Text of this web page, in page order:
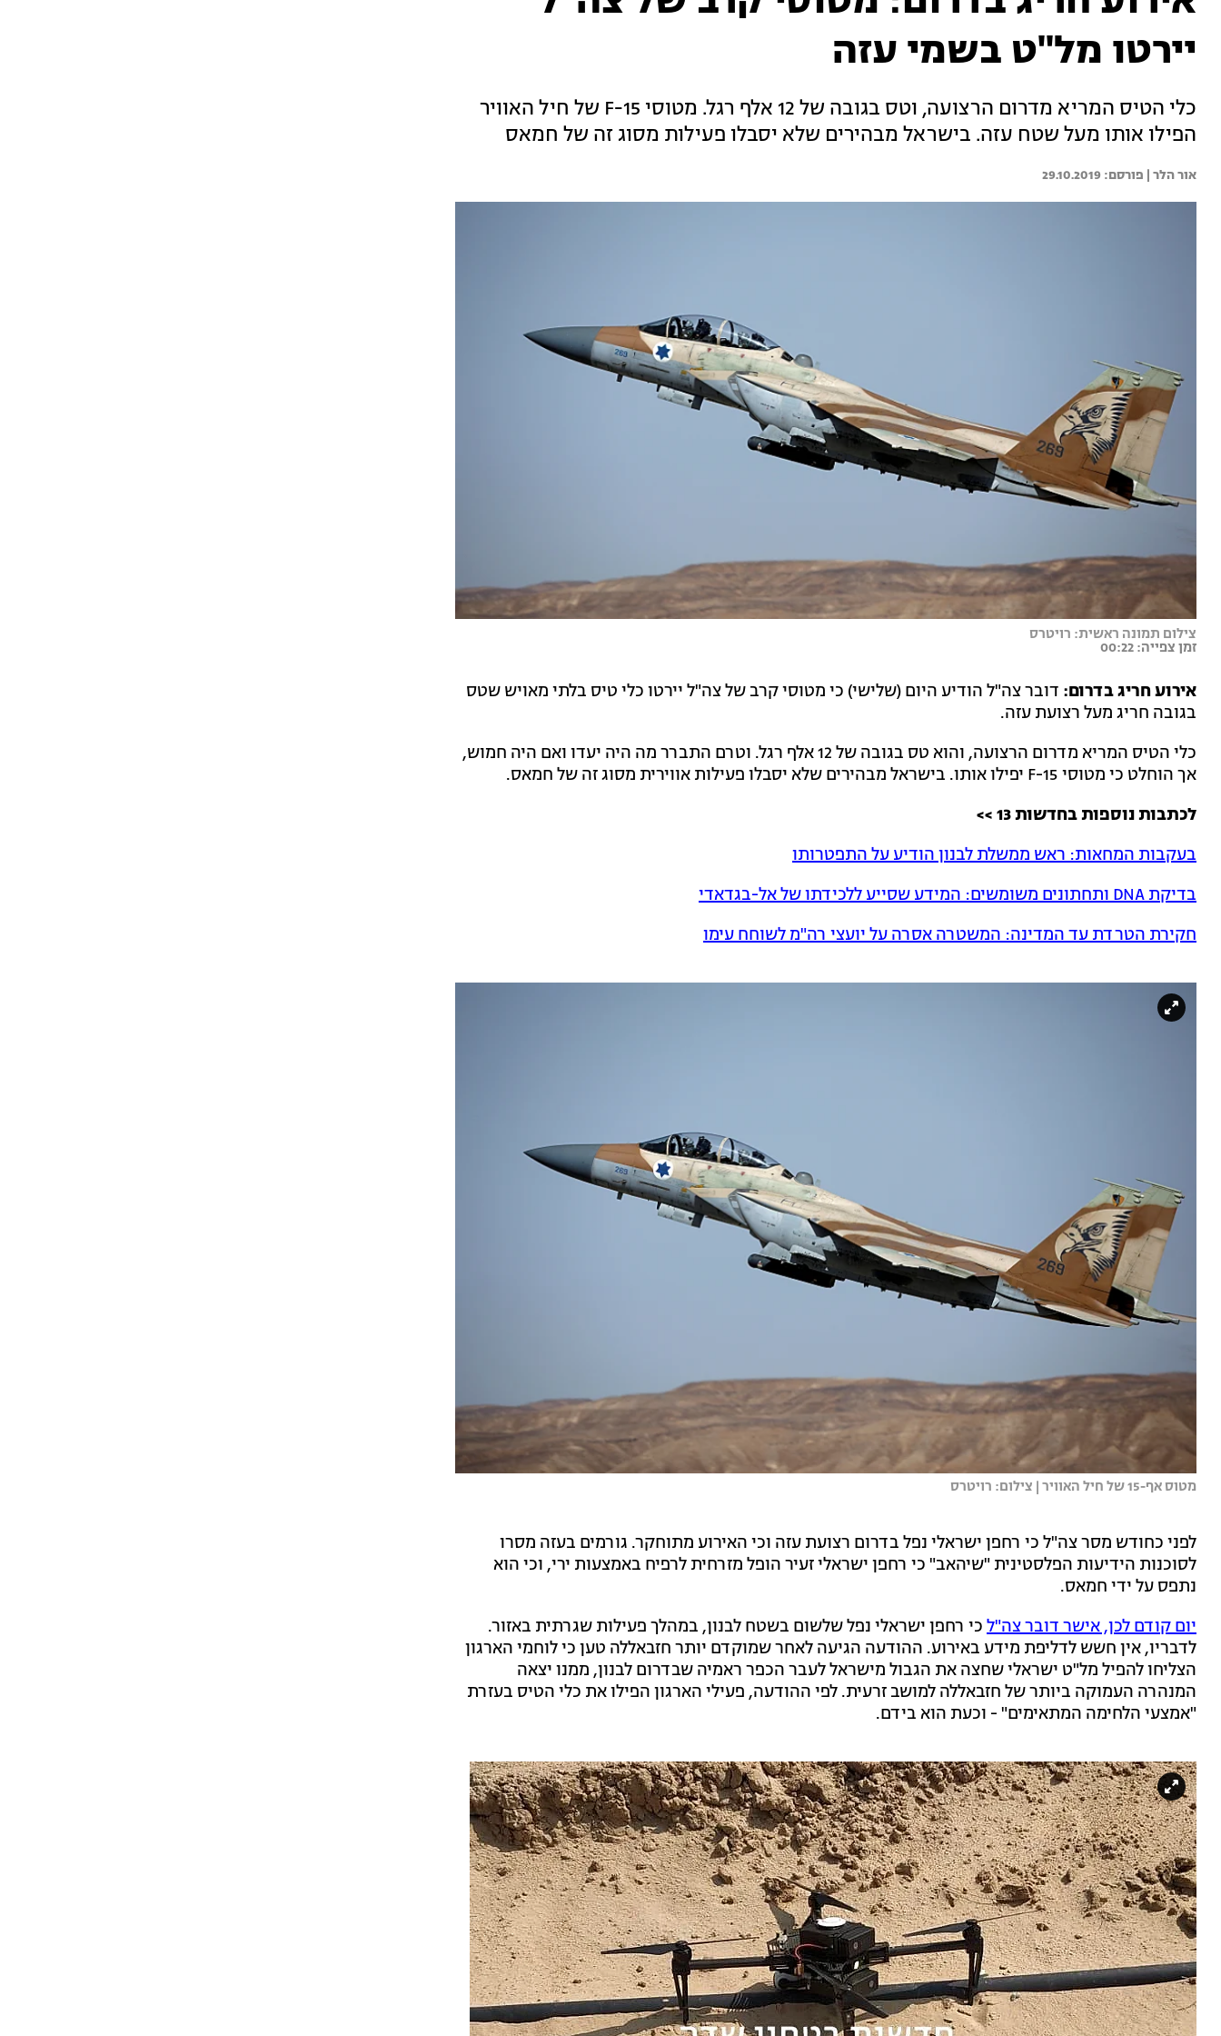
יירטו מל"ט בשמי עזה
כלי הטיס המריא מדרום הרצועה, וטס בגובה של 12 אלף רגל. מטוסי F-15 של חיל האוויר
הפילו אותו מעל שטח עזה. בישראל מבהירים שלא יסבלו פעילות מסוג זה של חמאס
אור הלר | 29.10.2019
צילום תמונה ראשית: רויטרס
זמן צפייה: 00:22
אירוע חריג בדרום: דובר צה"ל הודיע היום (שלישי) כי מטוסי קרב של צה"ל יירטו כלי טיס בלתי מאויש שטס
בגובה חריג מעל רצועת עזה.
כלי הטיס המריא מדרום הרצועה, והוא טס בגובה של 12 אלף רגל. וטרם התברר מה היה יעדו ואם היה חמוש,
אך הוחלט כי מטוסי 15-F יפילו אותו. בישראל מבהירים שלא יסבלו פעילות אווירית מסוג זה של חמאס.
לכתבות נוספות בחדשות 13 >>
בעקבות המחאות: ראש ממשלת לבנון הודיע על התפטרותו
בדיקת DNA ותחתונים משומשים: המידע שסייע ללכידתו של אל-בגדאדי
חקירת הטרדת עד המדינה: המשטרה אסרה על יועצי רה"מ לשוחח עימו
מטוס אף-15 של חיל האוויר | צילום: רויטרס
לפני כחודש מסר צה"ל כי רחפן ישראלי נפל בדרום רצועת עזה וכי האירוע מתוחקר. גורמים בעזה מסרו
לסוכנות הידיעות הפלסטינית "שיהאב" כי רחפן ישראלי זעיר הופל מזרחית לרפיח באמצעות ירי, וכי הוא
נתפס על ידי חמאס.
יום קודם לכן, אישר דובר צה"ל כי רחפן ישראלי נפל שלשום בשטח לבנון, במהלך פעילות שגרתית באזור.
לדבריו, אין חשש לדליפת מידע באירוע. ההודעה הגיעה לאחר שמוקדם יותר חזבאללה טען כי לוחמי הארגון
הצליחו להפיל מל"ט ישראלי שחצה את הגבול מישראל לעבר הכפר ראמיה שבדרום לבנון, ממנו יצאה
המנהרה העמוקה ביותר של חזבאללה למושב זרעית. לפי ההודעה, פעילי הארגון הפילו את כלי הטיס בעזרת
"אמצעי הלחימה המתאימים" - וכעת הוא בידם.